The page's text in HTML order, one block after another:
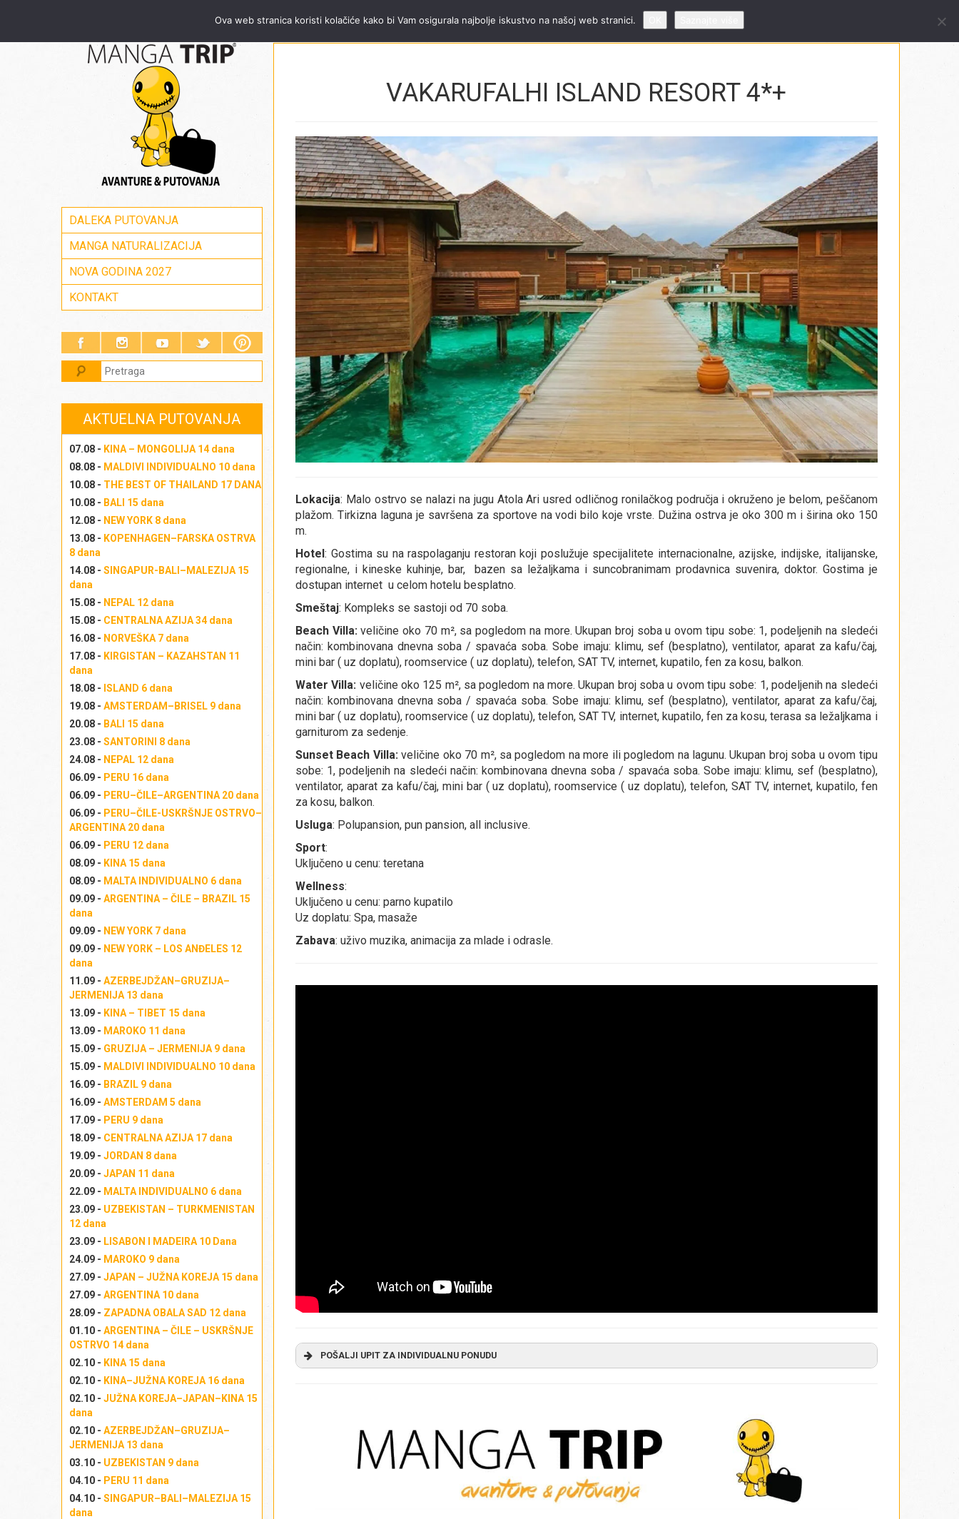
radnim danima od 09 – 19h, subotom od 10 – 14h
DALEKA PUTOVANJA
MANGA NATURALIZACIJA
NOVA GODINA 2027
KONTAKT
AKTUELNA PUTOVANJA
07.08 - KINA – MONGOLIJA 14 dana
08.08 - MALDIVI INDIVIDUALNO 10 dana
10.08 - THE BEST OF THAILAND 17 DANA
10.08 - BALI 15 dana
12.08 - NEW YORK 8 dana
13.08 - KOPENHAGEN–FARSKA OSTRVA
8 dana
14.08 - SINGAPUR-BALI–MALEZIJA 15
dana
15.08 - NEPAL 12 dana
15.08 - CENTRALNA AZIJA 34 dana
16.08 - NORVEŠKA 7 dana
17.08 - KIRGISTAN – KAZAHSTAN 11
dana
18.08 - ISLAND 6 dana
19.08 - AMSTERDAM–BRISEL 9 dana
20.08 - BALI 15 dana
23.08 - SANTORINI 8 dana
24.08 - NEPAL 12 dana
06.09 - PERU 16 dana
06.09 - PERU–ČILE–ARGENTINA 20 dana
06.09 - PERU–ČILE-USKRŠNJE OSTRVO–
ARGENTINA 20 dana
06.09 - PERU 12 dana
08.09 - KINA 15 dana
08.09 - MALTA INDIVIDUALNO 6 dana
09.09 - ARGENTINA – ČILE – BRAZIL 15
dana
09.09 - NEW YORK 7 dana
09.09 - NEW YORK – LOS ANĐELES 12
dana
11.09 - AZERBEJDŽAN–GRUZIJA–
JERMENIJA 13 dana
13.09 - KINA – TIBET 15 dana
13.09 - MAROKO 11 dana
15.09 - GRUZIJA – JERMENIJA 9 dana
15.09 - MALDIVI INDIVIDUALNO 10 dana
16.09 - BRAZIL 9 dana
16.09 - AMSTERDAM 5 dana
17.09 - PERU 9 dana
18.09 - CENTRALNA AZIJA 17 dana
19.09 - JORDAN 8 dana
20.09 - JAPAN 11 dana
22.09 - MALTA INDIVIDUALNO 6 dana
23.09 - UZBEKISTAN – TURKMENISTAN
12 dana
23.09 - LISABON I MADEIRA 10 Dana
24.09 - MAROKO 9 dana
27.09 - JAPAN – JUŽNA KOREJA 15 dana
27.09 - ARGENTINA 10 dana
28.09 - ZAPADNA OBALA SAD 12 dana
01.10 - ARGENTINA – ČILE – USKRŠNJE
OSTRVO 14 dana
02.10 - KINA 15 dana
02.10 - KINA–JUŽNA KOREJA 16 dana
02.10 - JUŽNA KOREJA–JAPAN–KINA 15
dana
02.10 - AZERBEJDŽAN–GRUZIJA–
JERMENIJA 13 dana
03.10 - UZBEKISTAN 9 dana
04.10 - PERU 11 dana
04.10 - SINGAPUR–BALI–MALEZIJA 15
dana
VAKARUFALHI ISLAND RESORT 4*+
Lokacija: Malo ostrvo se nalazi na jugu Atola Ari usred odličnog ronilačkog područja i okruženo je belom, peščanom
plažom. Tirkizna laguna je savršena za sportove na vodi bilo koje vrste. Dužina ostrva je oko 300 m i širina oko 150
m.
Hotel : Gostima su na raspolaganju restoran koji poslužuje specijalitete internacionalne, azijske, indijske, italijanske,
regionalne, i kineske kuhinje, bar, bazen sa ležaljkama i suncobranimam prodavnica suvenira, doktor. Gostima je
dostupan internet u celom hotelu besplatno.
Smeštaj: Kompleks se sastoji od 70 soba.
Beach Villa:veličine oko 70 m², sa pogledom na more. Ukupan broj soba u ovom tipu sobe: 1, podeljenih na sledeći
način: kombinovana dnevna soba / spavaća soba. Sobe imaju: klimu, sef (besplatno), ventilator, aparat za kafu/čaj,
mini bar ( uz doplatu), roomservice ( uz doplatu), telefon, SAT TV, internet, kupatilo, fen za kosu, balkon.
Water Villa: veličine oko 125 m², sa pogledom na more. Ukupan broj soba u ovom tipu sobe: 1, podeljenih na sledeći
način: kombinovana dnevna soba / spavaća soba. Sobe imaju: klimu, sef (besplatno), ventilator, aparat za kafu/čaj,
mini bar ( uz doplatu), roomservice ( uz doplatu), telefon, SAT TV, internet, kupatilo, fen za kosu, terasa sa ležaljkama i
garniturom za sedenje.
Sunset Beach Villa:veličine oko 70 m², sa pogledom na more ili pogledom na lagunu. Ukupan broj soba u ovom tipu
sobe: 1, podeljenih na sledeći način: kombinovana dnevna soba / spavaća soba. Sobe imaju: klimu, sef (besplatno),
ventilator, aparat za kafu/čaj, mini bar ( uz doplatu), roomservice ( uz doplatu), telefon, SAT TV, internet, kupatilo, fen
za kosu, balkon.
Usluga: Polupansion, pun pansion, all inclusive.
Sport:
Uključeno u cenu: teretana
Wellness:
Uključeno u cenu: parno kupatilo
Uz doplatu: Spa, masaže
Zabava: uživo muzika, animacija za mlade i odrasle.
POŠALJI UPIT ZA INDIVIDUALNU PONUDU
Ova web stranica koristi kolačiće kako bi Vam osigurala najbolje iskustvo na našoj web stranici.